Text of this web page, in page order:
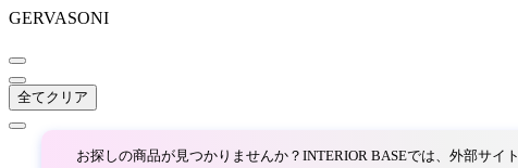
AZUMAYA
アズマヤ
GERVASONI
全てクリア
お探しの商品が見つかりませんか？INTERIOR BASEでは、外部サイ